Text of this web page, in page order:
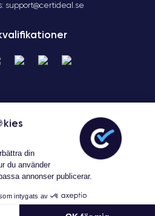
support@certideal.se
Allmänna försäljningsvillkor
Certideal © 2026 Alla rättigheter
din
du använder
annonser publicerar.
intygats av